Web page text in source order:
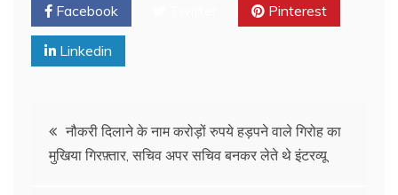
Facebook Pinterest
Linkedin
नौकरी दिलाने के नाम करोड़ों रुपये हड़पने वाले गिरोह का
मुखिया गिरफ़्तार, सचिव अपर सचिव बनकर लेते थे इंटरव्यू